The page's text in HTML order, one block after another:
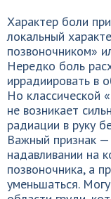
Характер боли
локальный
позвоночником»
Нередко боль
иррадиировать в
Но классической
не возникает
радиации в руку
Важный признак
надавливании на
позвоночника, а
уменьшаться.